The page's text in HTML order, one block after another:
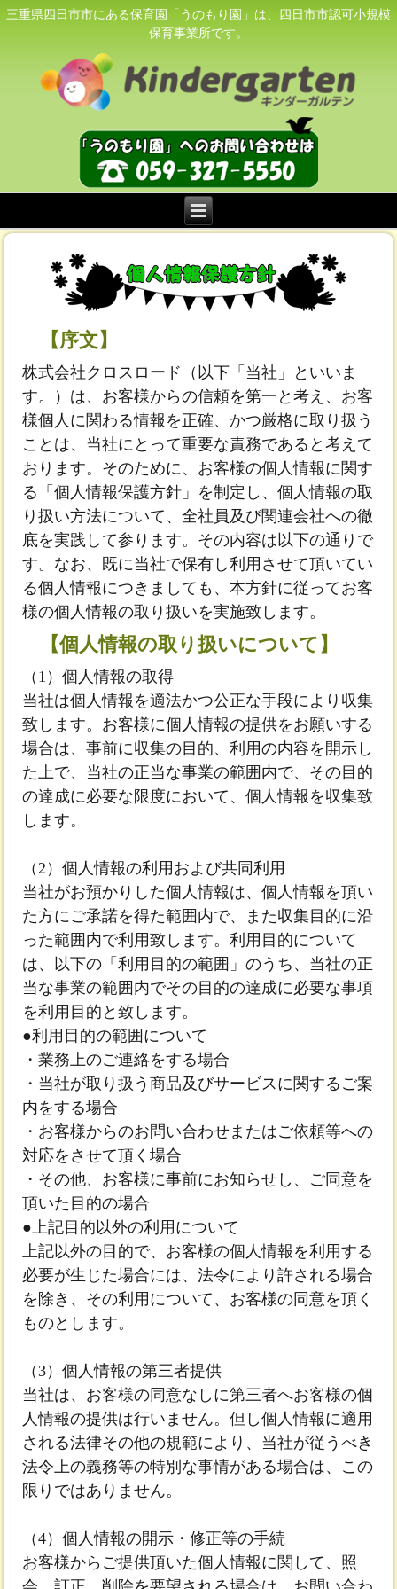
三重県四日市市にある保育園「うのもり園」は、四日市市認可小規模
保育事業所です。
【序文】
株式会社クロスロード（以下「当社」といいま
す。）は、お客様からの信頼を第一と考え、お客
様個人に関わる情報を正確、かつ厳格に取り扱う
ことは、当社にとって重要な責務であると考えて
おります。そのために、お客様の個人情報に関す
る「個人情報保護方針」を制定し、個人情報の取
り扱い方法について、全社員及び関連会社への徹
底を実践して参ります。その内容は以下の通りで
す。なお、既に当社で保有し利用させて頂いてい
る個人情報につきましても、本方針に従ってお客
様の個人情報の取り扱いを実施致します。
【個人情報の取り扱いについて】
（1）個人情報の取得
当社は個人情報を適法かつ公正な手段により収集
致します。お客様に個人情報の提供をお願いする
場合は、事前に収集の目的、利用の内容を開示し
た上で、当社の正当な事業の範囲内で、その目的
の達成に必要な限度において、個人情報を収集致
します。
（2）個人情報の利用および共同利用
当社がお預かりした個人情報は、個人情報を頂い
た方にご承諾を得た範囲内で、また収集目的に沿
った範囲内で利用致します。利用目的について
は、以下の「利用目的の範囲」のうち、当社の正
当な事業の範囲内でその目的の達成に必要な事項
を利用目的と致します。
●利用目的の範囲について
・業務上のご連絡をする場合
・当社が取り扱う商品及びサービスに関するご案
内をする場合
・お客様からのお問い合わせまたはご依頼等への
対応をさせて頂く場合
・その他、お客様に事前にお知らせし、ご同意を
頂いた目的の場合
●上記目的以外の利用について
上記以外の目的で、お客様の個人情報を利用する
必要が生じた場合には、法令により許される場合
を除き、その利用について、お客様の同意を頂く
ものとします。
（3）個人情報の第三者提供
当社は、お客様の同意なしに第三者へお客様の個
人情報の提供は行いません。但し個人情報に適用
される法律その他の規範により、当社が従うべき
法令上の義務等の特別な事情がある場合は、この
限りではありません。
（4）個人情報の開示・修正等の手続
お客様からご提供頂いた個人情報に関して、照